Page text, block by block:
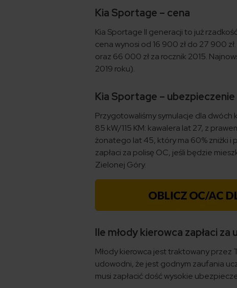
Kia Sportage – cena
Kia Sportage II generacji to już
cena wynosi od 16 900 zł do 27 900
oraz 66 000 zł za rocznik 2015.
2019 roku).
Kia Sportage – ubezpieczenie
Przygotowaliśmy symulacje dla dwóch
85 kW/115 KM: kawalera lat 27, z
żonatego lat 45, który ma 60% zniżki i
zapłaci za polisę OC, jeśli będzie
Zielonej Góry.
Ile młody kierowca zapłaci
Młody kierowca jest traktowany
udowodni, że jest godnym zaufania
musi zapłacić dość wysokie